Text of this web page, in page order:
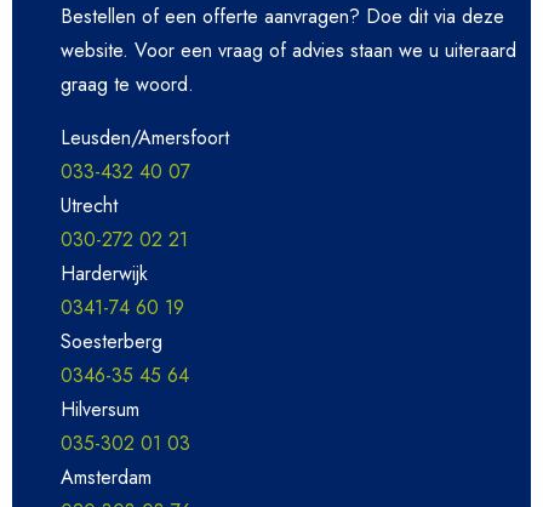
Bestellen of een offerte aanvragen? Doe dit via deze
website. Voor een vraag of advies staan we u uiteraard
graag te woord.
Leusden/Amersfoort
033-432 40 07
Utrecht
030-272 02 21
Harderwijk
0341-74 60 19
Soesterberg
0346-35 45 64
Hilversum
035-302 01 03
Amsterdam